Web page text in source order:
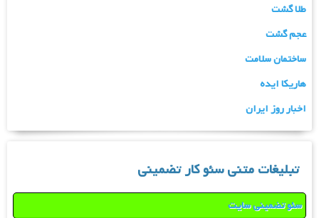
طلا گشت
عجم گشت
ساختمان سلامت
هاریکا ایده
اخبار روز ایران
تبلیغات متنی سئو کار تضمینی
سئو تضمینی سایت